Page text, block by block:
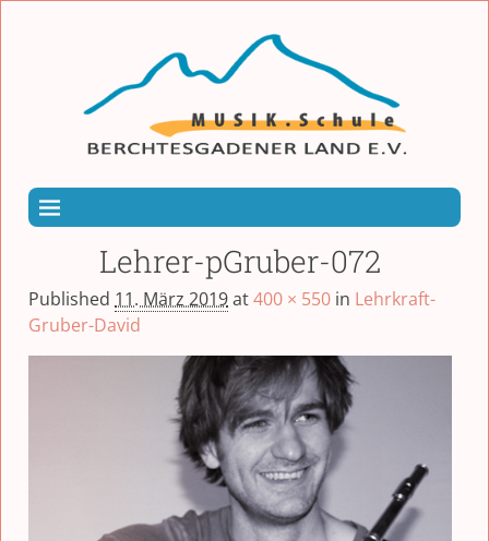
Lehrer-pGruber-072
Published 11. März 2019at400 × 550 in Lehrkraft-
Gruber-David